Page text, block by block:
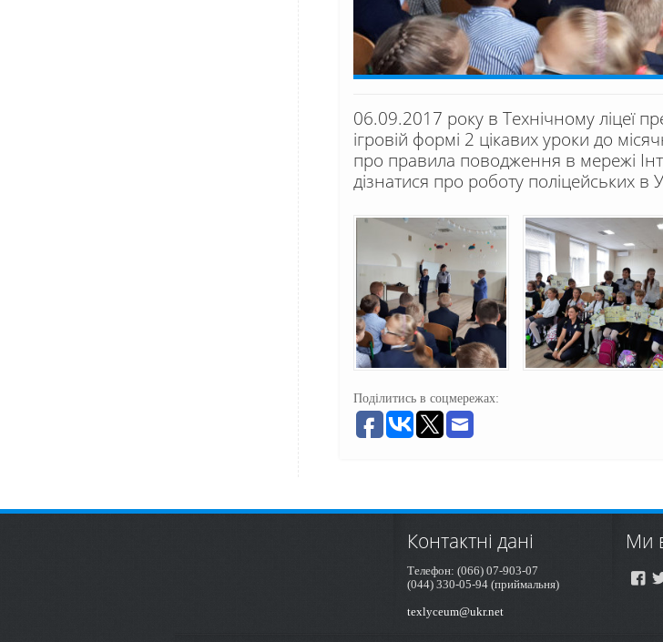
06.09.2017 року в Технічному ліцеї
ігровій формі 2 цікавих уроки до
про правила поводження в мережі
дізнатися про роботу поліцейських в
Поділитись в соцмережах:
Контактні дані
Телефон: (066) 07-903-07
(044) 330-05-94 (приймальня)
texlyceum@ukr.net
Ми